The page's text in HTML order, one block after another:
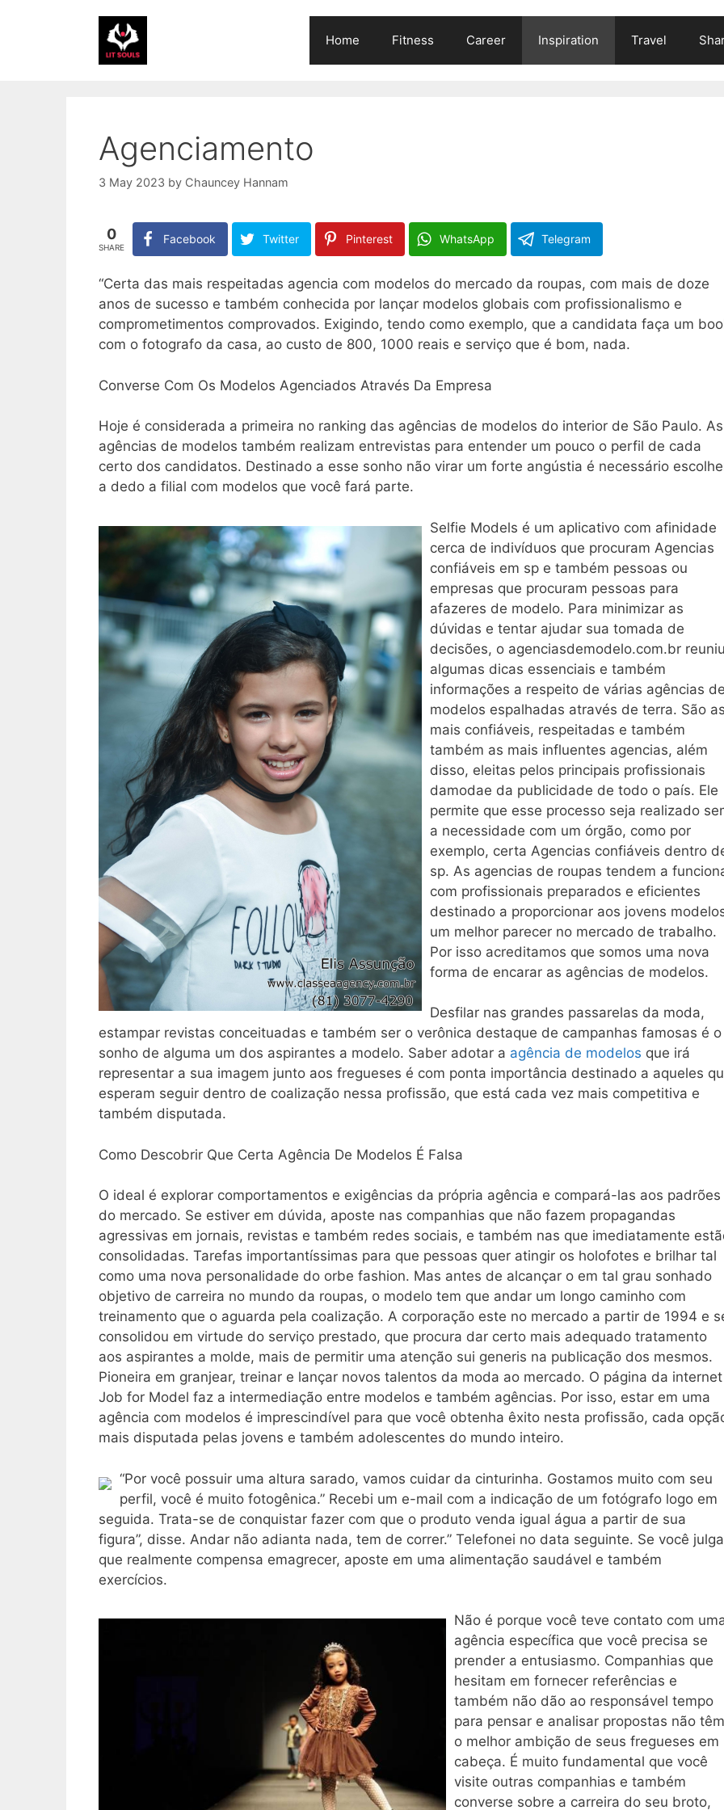
Home Fitness Career Inspiration Travel
Agenciamento
3 May 2023 by Chauncey Hannam
0
SHARE
Facebook Twitter Pinterest WhatsApp Telegram
“Certa das mais respeitadas agencia com modelos do mercado da roupas, com mais de doze
anos de sucesso e também conhecida por lançar modelos globais com profissionalismo e
comprometimentos comprovados. Exigindo, tendo como exemplo, que a candidata faça um
com o fotografo da casa, ao custo de 800, 1000 reais e serviço que é bom, nada.
Converse Com Os Modelos Agenciados Através Da Empresa
Hoje é considerada a primeira no ranking das agências de modelos do interior de São Paulo. As
agências de modelos também realizam entrevistas para entender um pouco o perfil de cada
certo dos candidatos. Destinado a esse sonho não virar um forte angústia é necessário
a dedo a filial com modelos que você fará parte.
Selfie Models é um aplicativo com afinidade
cerca de indivíduos que procuram Agencias
confiáveis em sp e também pessoas ou
empresas que procuram pessoas para
afazeres de modelo. Para minimizar as
dúvidas e tentar ajudar sua tomada de
decisões, o agenciasdemodelo.com.br reuniu
algumas dicas essenciais e também
informações a respeito de várias agências de
modelos espalhadas através de terra. São as
mais confiáveis, respeitadas e também
também as mais influentes agencias, além
disso, eleitas pelos principais profissionais
damodae da publicidade de todo o país. Ele
permite que esse processo seja realizado
a necessidade com um órgão, como por
exemplo, certa Agencias confiáveis dentro
sp. As agencias de roupas tendem a
com profissionais preparados e eficientes
destinado a proporcionar aos jovens
um melhor parecer no mercado de trabalho.
Por isso acreditamos que somos uma nova
forma de encarar as agências de modelos.
Desfilar nas grandes passarelas da moda,
estampar revistas conceituadas e também ser o verônica destaque de campanhas famosas é o
sonho de alguma um dos aspirantes a modelo. Saber adotar a agência de modelos que irá
representar a sua imagem junto aos fregueses é com ponta importância destinado a aqueles
esperam seguir dentro de coalização nessa profissão, que está cada vez mais competitiva e
também disputada.
Como Descobrir Que Certa Agência De Modelos É Falsa
O ideal é explorar comportamentos e exigências da própria agência e compará-las aos padrões
do mercado. Se estiver em dúvida, aposte nas companhias que não fazem propagandas
agressivas em jornais, revistas e também redes sociais, e também nas que imediatamente
consolidadas. Tarefas importantíssimas para que pessoas quer atingir os holofotes e brilhar tal
como uma nova personalidade do orbe fashion. Mas antes de alcançar o em tal grau sonhado
objetivo de carreira no mundo da roupas, o modelo tem que andar um longo caminho com
treinamento que o aguarda pela coalização. A corporação este no mercado a partir de 1994 e
consolidou em virtude do serviço prestado, que procura dar certo mais adequado tratamento
aos aspirantes a molde, mais de permitir uma atenção sui generis na publicação dos mesmos.
Pioneira em granjear, treinar e lançar novos talentos da moda ao mercado. O página da internet
Job for Model faz a intermediação entre modelos e também agências. Por isso, estar em uma
agência com modelos é imprescindível para que você obtenha êxito nesta profissão, cada
mais disputada pelas jovens e também adolescentes do mundo inteiro.
“Por você possuir uma altura sarado, vamos cuidar da cinturinha. Gostamos muito com seu
perfil, você é muito fotogênica.” Recebi um e-mail com a indicação de um fotógrafo logo em
seguida. Trata-se de conquistar fazer com que o produto venda igual água a partir de sua
figura”, disse. Andar não adianta nada, tem de correr.” Telefonei no data seguinte. Se você
que realmente compensa emagrecer, aposte em uma alimentação saudável e também
exercícios.
Não é porque você teve contato com
agência específica que você precisa se
prender a entusiasmo. Companhias que
hesitam em fornecer referências e
também não dão ao responsável tempo
para pensar e analisar propostas não têm
o melhor ambição de seus fregueses em
cabeça. É muito fundamental que você
visite outras companhias e também
converse sobre a carreira do seu broto,